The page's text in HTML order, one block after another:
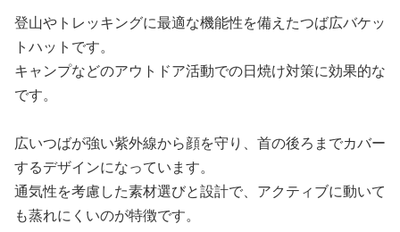
登山やトレッキングに最適な機能性を備えたつば広バケッ
トハットです。
キャンプなどのアウトドア活動での日焼け対策に効果的な
です。
広いつばが強い紫外線から顔を守り、首の後ろまでカバー
するデザインになっています。
通気性を考慮した素材選びと設計で、アクティブに動いて
も蒸れにくいのが特徴です。